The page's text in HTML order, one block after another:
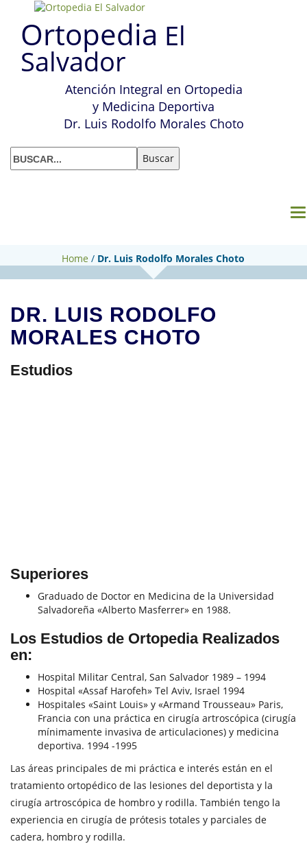
Ortopedia El
Salvador
Atención Integral en Ortopedia
y Medicina Deportiva
Dr. Luis Rodolfo Morales Choto
Home / Dr. Luis Rodolfo Morales Choto
DR. LUIS RODOLFO
MORALES CHOTO
Estudios
Superiores
Graduado de Doctor en Medicina de la Universidad
Salvadoreña «Alberto Masferrer» en 1988.
Los Estudios de Ortopedia Realizados
en:
Hospital Militar Central, San Salvador 1989 – 1994
Hospital «Assaf Harofeh» Tel Aviv, Israel 1994
Hospitales «Saint Louis» y «Armand Trousseau» Paris,
Francia con una práctica en cirugía artroscópica (cirugía
mínimamente invasiva de articulaciones) y medicina
deportiva. 1994 -1995
Las áreas principales de mi práctica e interés están en el
tratamiento ortopédico de las lesiones del deportista y la
cirugía artroscópica de hombro y rodilla. También tengo la
experiencia en cirugía de prótesis totales y parciales de
cadera, hombro y rodilla.